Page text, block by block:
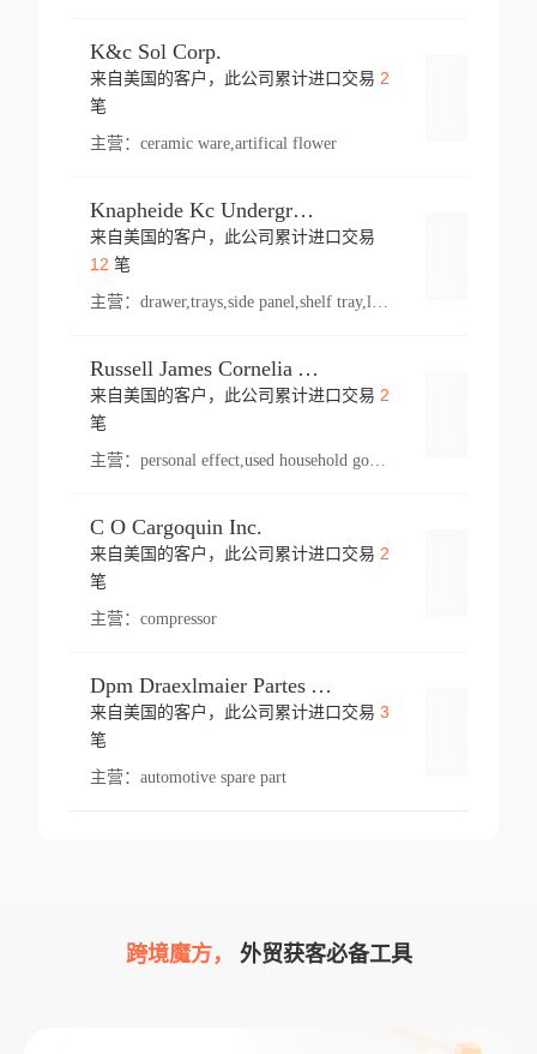
K&c Sol Corp.
来自美国的客户，此公司累计进口交易 2
笔
主营： ceramic ware,artifical flower
Knapheide Kc Underground
来自美国的客户，此公司累计进口交易
12 笔
主营：
Russell James Cornelia Arlington Va
来自美国的客户，此公司累计进口交易 2
笔
主营： personal effect,used household goods
C O Cargoquin Inc.
来自美国的客户，此公司累计进口交易 2
笔
主营： compressor
Dpm Draexlmaier Partes Automotrices Corr Ind Huejotzingo
来自美国的客户，此公司累计进口交易 3
笔
主营： automotive spare part
跨境魔方， 外贸获客必备工具